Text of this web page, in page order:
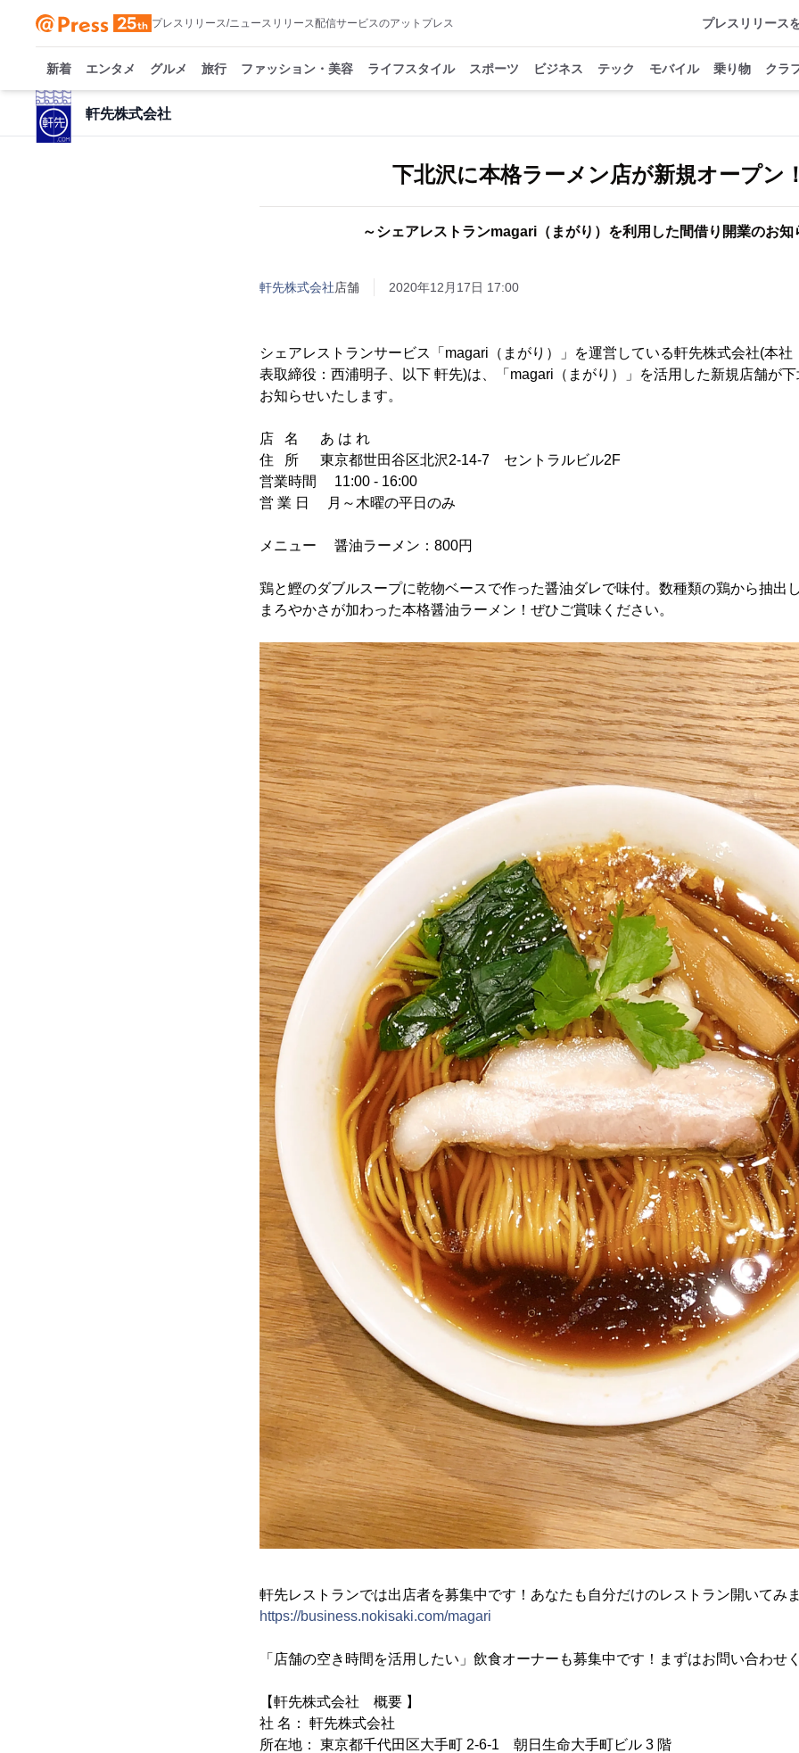
プレスリリース/ニュースリリース配信サービスのアットプレス プレスリリース
新着 エンタメ グルメ 旅行 ファッション・美容 ライフスタイル スポーツ ビジネス テック モバイル 乗り物 クラ
軒先株式会社
下北沢に本格ラーメン店が新規オープン！
～シェアレストランmagari（まがり）を利用した間借り開業のお知
軒先株式会社店舗 2020年12月17日 17:00
シェアレストランサービス「magari（まがり）」を運営している軒先株式会社(本社
表取締役：西浦明子、以下 軒先)は、「magari（まがり）」を活用した新規店舗が
お知らせいたします。
店 名 あ は れ
住 所 東京都世田谷区北沢2-14-7 セントラルビル2F
営業時間 11:00 - 16:00
営 業 日 月～木曜の平日のみ
メニュー 醤油ラーメン：800円
鶏と鰹のダブルスープに乾物ベースで作った醤油ダレで味付。数種類の鶏から抽出
まろやかさが加わった本格醤油ラーメン！ぜひご賞味ください。
軒先レストランでは出店者を募集中です！あなたも自分だけのレストラン開いてみ
https://business.nokisaki.com/magari
「店舗の空き時間を活用したい」飲食オーナーも募集中です！まずはお問い合わせ
【軒先株式会社 概要 】
社 名： 軒先株式会社
所在地： 東京都千代田区大手町 2-6-1 朝日生命大手町ビル 3 階